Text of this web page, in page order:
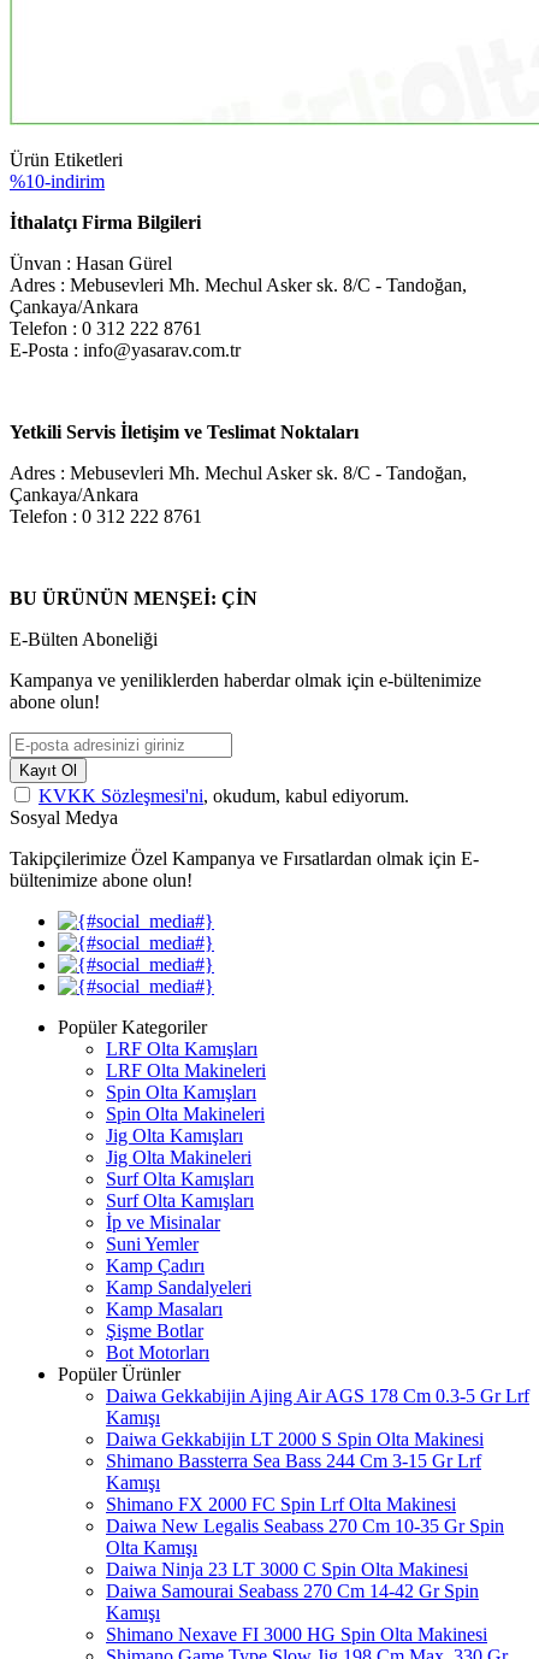
Ürün Etiketleri
%10-indirim
İthalatçı Firma Bilgileri
Ünvan : Hasan Gürel
Adres : Mebusevleri Mh. Mechul Asker sk. 8/C - Tandoğan,
Çankaya/Ankara
Telefon : 0 312 222 8761
E-Posta : info@yasarav.com.tr
Yetkili Servis İletişim ve Teslimat Noktaları
Adres : Mebusevleri Mh. Mechul Asker sk. 8/C - Tandoğan,
Çankaya/Ankara
Telefon : 0 312 222 8761
BU ÜRÜNÜN MENŞEİ: ÇİN
E-Bülten Aboneliği
Kampanya ve yeniliklerden haberdar olmak için e-bültenimize
abone olun!
Kayıt Ol
KVKK Sözleşmesi'ni, okudum, kabul ediyorum.
Sosyal Medya
Takipçilerimize Özel Kampanya ve Fırsatlardan olmak için E-
bültenimize abone olun!
Popüler Kategoriler
LRF Olta Kamışları
LRF Olta Makineleri
Spin Olta Kamışları
Spin Olta Makineleri
Jig Olta Kamışları
Jig Olta Makineleri
Surf Olta Kamışları
Surf Olta Kamışları
İp ve Misinalar
Suni Yemler
Kamp Çadırı
Kamp Sandalyeleri
Kamp Masaları
Şişme Botlar
Bot Motorları
Popüler Ürünler
Daiwa Gekkabijin Ajing Air AGS 178 Cm 0.3-5 Gr Lrf
Kamışı
Daiwa Gekkabijin LT 2000 S Spin Olta Makinesi
Shimano Bassterra Sea Bass 244 Cm 3-15 Gr Lrf
Kamışı
Shimano FX 2000 FC Spin Lrf Olta Makinesi
Daiwa New Legalis Seabass 270 Cm 10-35 Gr Spin
Olta Kamışı
Daiwa Ninja 23 LT 3000 C Spin Olta Makinesi
Daiwa Samourai Seabass 270 Cm 14-42 Gr Spin
Kamışı
Shimano Nexave FI 3000 HG Spin Olta Makinesi